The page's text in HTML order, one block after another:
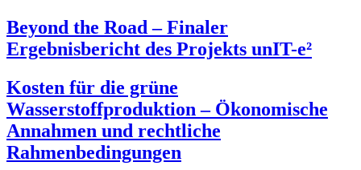
Beyond the Road – Finaler
Ergebnisbericht des Projekts unIT-e²
Kosten für die grüne
Wasserstoffproduktion – Ökonomische
Annahmen und rechtliche
Rahmenbedingungen